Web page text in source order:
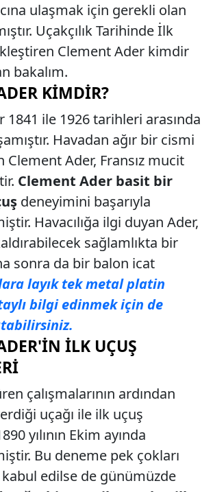
ulaşmak için gerekli olan
Uçakçılık Tarihinde İlk
Clement Ader kimdir
bakalım.
KIMDIR?
1841 ile 1926 tarihleri arasında
Havadan ağır bir cismi
Clement Ader, Fransız mucit
Clement Ader basit bir
deneyimini başarıyla
Havacılığa ilgi duyan Ader,
sağlamlıkta bir
sonra da bir balon icat
layık tek metal platin
bilgi edinmek için de
İLK UÇUŞ
çalışmalarının ardından
uçağı ile ilk uçuş
yılının Ekim ayında
Bu deneme pek çokları
kabul edilse de günümüzde